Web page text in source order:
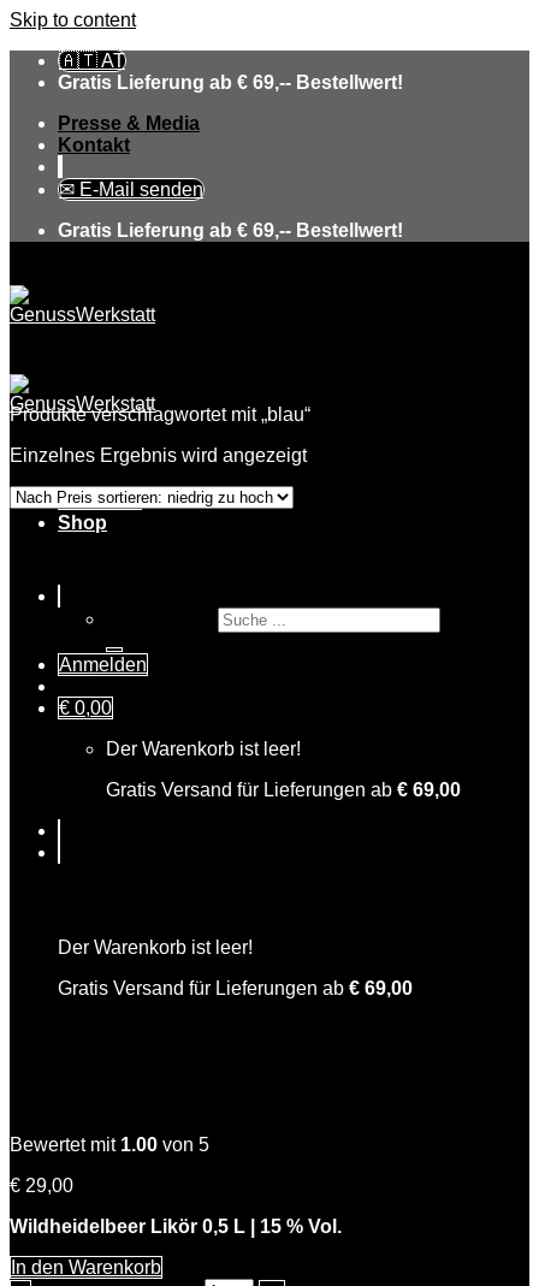
Skip to content
🇦🇹 AT
Gratis Lieferung ab € 69,-- Bestellwert!
Presse & Media
Kontakt
✉ E-Mail senden
Gratis Lieferung ab € 69,-- Bestellwert!
Über uns
Shop
Anmelden
€ 0,00
Der Warenkorb ist leer!
Gratis Versand für Lieferungen ab € 69,00
Der Warenkorb ist leer!
Gratis Versand für Lieferungen ab € 69,00
Produkte verschlagwortet mit „blau“
Einzelnes Ergebnis wird angezeigt
Bewertet mit 1.00 von 5
€ 29,00
Wildheidelbeer Likör 0,5 L | 15 % Vol.
In den Warenkorb